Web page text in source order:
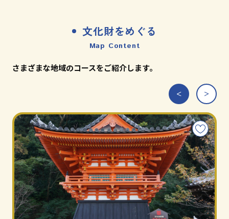
文化財をめぐる
Map Content
さまざまな地域のコースをご紹介します。
こ
の
コ
ー
ス
を
お
気
に